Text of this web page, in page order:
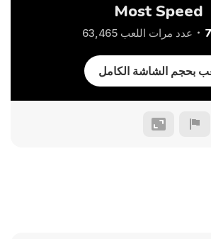
Most Speed
عدد مرات اللعب 63,465
بحجم الشاشة الكامل